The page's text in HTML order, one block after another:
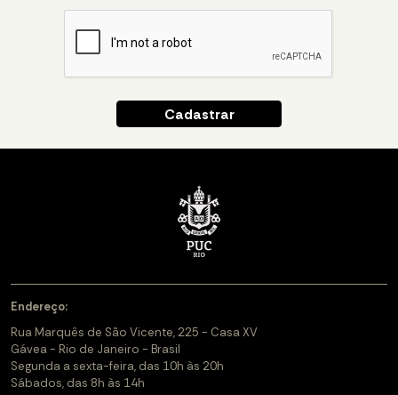
Endereço:
Rua Marquês de São Vicente, 225 - Casa XV
Gávea - Rio de Janeiro - Brasil
Segunda a sexta-feira, das 10h às 20h
Sábados, das 8h às 14h